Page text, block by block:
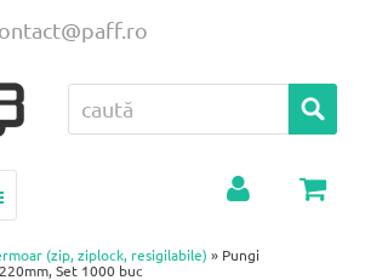
(zip, ziplock, resigilabile) » Pungi
Set 1000 buc